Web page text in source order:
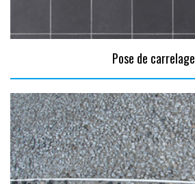
Pose de carrelage